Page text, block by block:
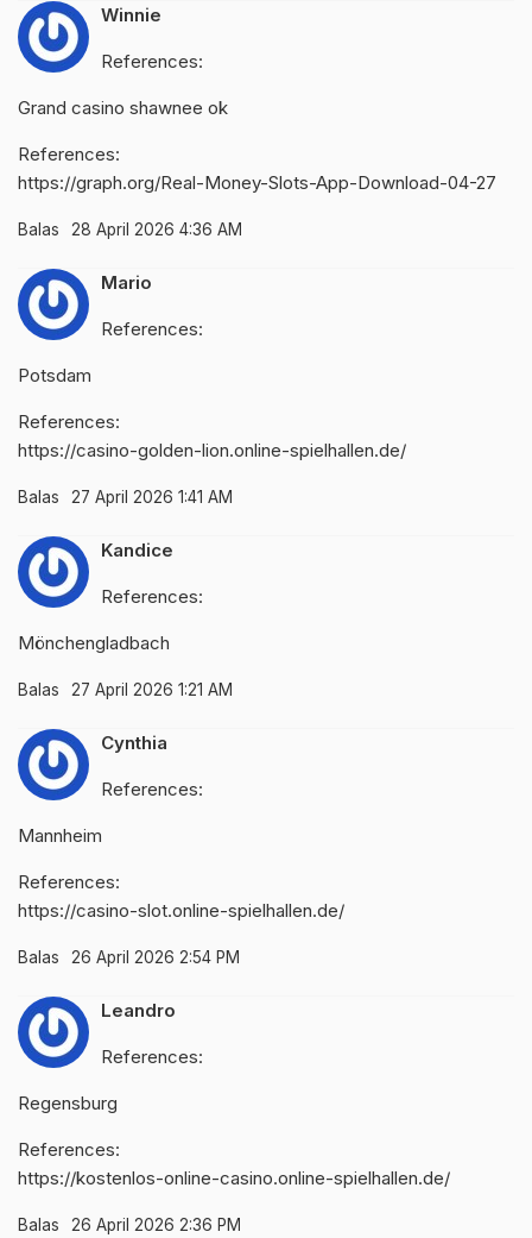
Winnie
References:
Grand casino shawnee ok
References:
https://graph.org/Real-Money-Slots-App-Download-04-27
Balas 28 April 2026 4:36 AM
Mario
References:
Potsdam
References:
https://casino-golden-lion.online-spielhallen.de/
Balas 27 April 2026 1:41 AM
Kandice
References:
Mönchengladbach
Balas 27 April 2026 1:21 AM
Cynthia
References:
Mannheim
References:
https://casino-slot.online-spielhallen.de/
Balas 26 April 2026 2:54 PM
Leandro
References:
Regensburg
References:
https://kostenlos-online-casino.online-spielhallen.de/
Balas 26 April 2026 2:36 PM